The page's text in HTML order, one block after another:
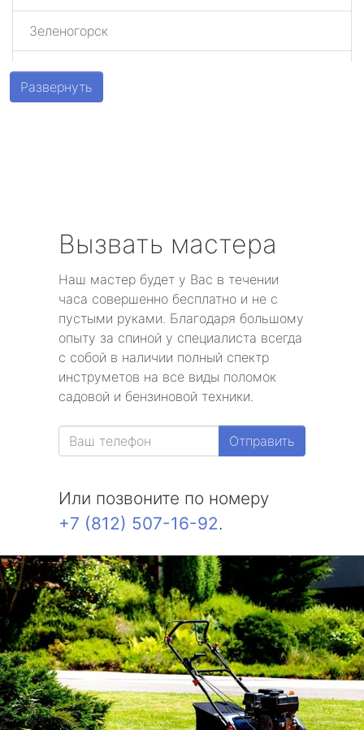
Зеленогорск
Шушары
Песочный
Левашово
Лисий Нос
Александровская
Молодежное
Комарово
Усть-Ижора
Саперный
Петро-Славянка
Развернуть
Вызвать мастера
Наш мастер будет у Вас в течении
часа совершенно бесплатно и не с
пустыми руками. Благодаря большому
опыту за спиной у специалиста всегда
с собой в наличии полный спектр
инструметов на все виды поломок
садовой и бензиновой техники.
Отправить
Или позвоните по номеру
+7 (812) 507-16-92.